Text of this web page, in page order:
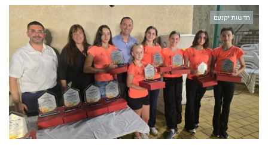
חדשות יקנעם